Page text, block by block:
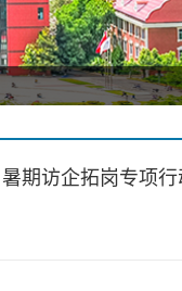
暑期访企拓岗专项